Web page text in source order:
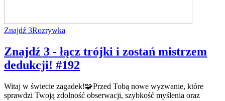
Znajdź 3Rozrywka
Znajdź 3 - łącz trójki i zostań mistrzem
dedukcji! #192
Witaj w świecie zagadek!🧩Przed Tobą nowe wyzwanie, które
sprawdzi Twoją zdolność obserwacji, szybkość myślenia oraz